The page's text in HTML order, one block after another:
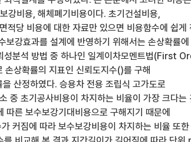
강비용, 해체폐기비용이다. 초기건설비용,
적당 비용에 대한 자료만 있으면 비용함수에 쉽게
강효과를 설계에 반영하기 위해서는 손상확률에
성분석 방법 중 하나인 일계이차모멘트법(First
확률의 지표인 신뢰도지수()를 구해
산정하였다. 승용차 전용 조립식 고가도로
중 초기공사비용이 차지하는 비율이 가장 크다는
른 보수보강기대비용으로 구해지기 때문에
커짐에 따라 보수보강비용이 차지하는 비율 또한